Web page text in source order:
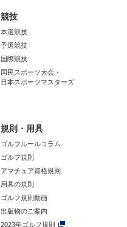
競技
本選競技
予選競技
国際競技
国民スポーツ大会・
日本スポーツマスターズ
規則・用具
ゴルフルールコラム
ゴルフ規則
アマチュア資格規則
用具の規則
ゴルフ規則動画
出版物のご案内
2023年ゴルフ規則